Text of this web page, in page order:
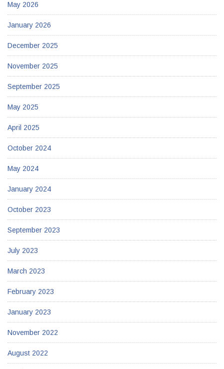
May 2026
January 2026
December 2025
November 2025
September 2025
May 2025
April 2025
October 2024
May 2024
January 2024
October 2023
September 2023
July 2023
March 2023
February 2023
January 2023
November 2022
August 2022